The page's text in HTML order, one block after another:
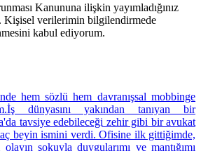
Kanununa ilişkin yayımladığınız
Kişisel verilerimin bilgilendirmede
kabul ediyorum.
hem sözlü hem davranışsal mobbinge
dünyasını yakından tanıyan bir
tavsiye edebileceği zehir gibi bir avukat
beyin ismini verdi. Ofisine ilk gittiğimde,
şokuyla duygularımı ve mantığımı